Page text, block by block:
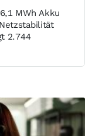
MWh Akku
2.744